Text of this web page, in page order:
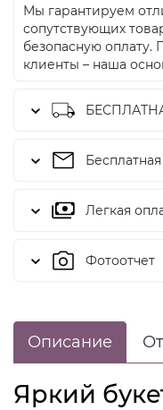
Мы гарантируем
сопутствующих
безопасную оплату.
клиенты – наша
Легкая
Фотоотчет
Описание
Яркий